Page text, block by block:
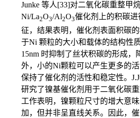
Junke 等人[33]对二氧化碳重整甲
Ni/La2O3/Al2O3催化剂上的积碳
征，结果表明，催化剂表面积碳
于Ni 颗粒的大小和载体的结构性
15nm 时抑制了丝状积碳的形成，
外，小的Ni颗粒可以产生更多的
保持了催化剂的活性和稳定性。
研究了镍基催化剂用于二氧化碳
工作表明，镍颗粒尺寸的增大意
加，但并非呈直线关系。因此，